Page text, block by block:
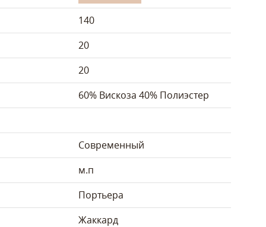
140
20
20
60% Вискоза 40% Полиэстер
Современный
м.п
Портьера
Жаккард